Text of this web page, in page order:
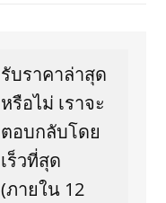
รับราคาล่าสุด
หรือไม่ เราจะ
ตอบกลับโดย
เร็วที่สุด
(ภายใน 12